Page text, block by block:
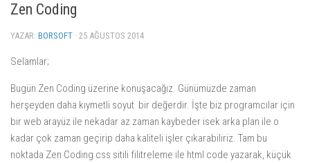
Zen Coding
YAZAR: BORSOFT · 25 AĞUSTOS 2014
Selamlar;
Bugün Zen Coding üzerine konuşacağız. Günümüzde zaman
herşeyden daha kıymetli soyut bir değerdir. İşte biz programcılar için
bir web arayüz ile nekadar az zaman kaybeder isek arka plan ile o
kadar çok zaman geçirip daha kaliteli işler çıkarabiliriz. Tam bu
noktada Zen Coding css sitili filitreleme ile html code yazarak, küçük